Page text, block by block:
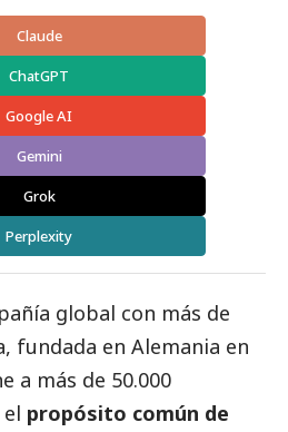
Claude
ChatGPT
Google AI
Gemini
Grok
Perplexity
global con más de
fundada en Alemania en
a más de 50.000
propósito común de